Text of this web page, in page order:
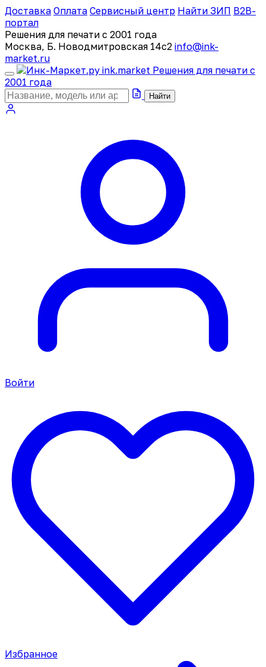
Доставка Оплата Сервисный центр Найти ЗИП B2B-
портал
Решения для печати с 2001 года
Москва, Б. Новодмитровская 14с2 info@ink-
market.ru
ink.market Решения для печати с
2001 года
Найти
Войти
Избранное